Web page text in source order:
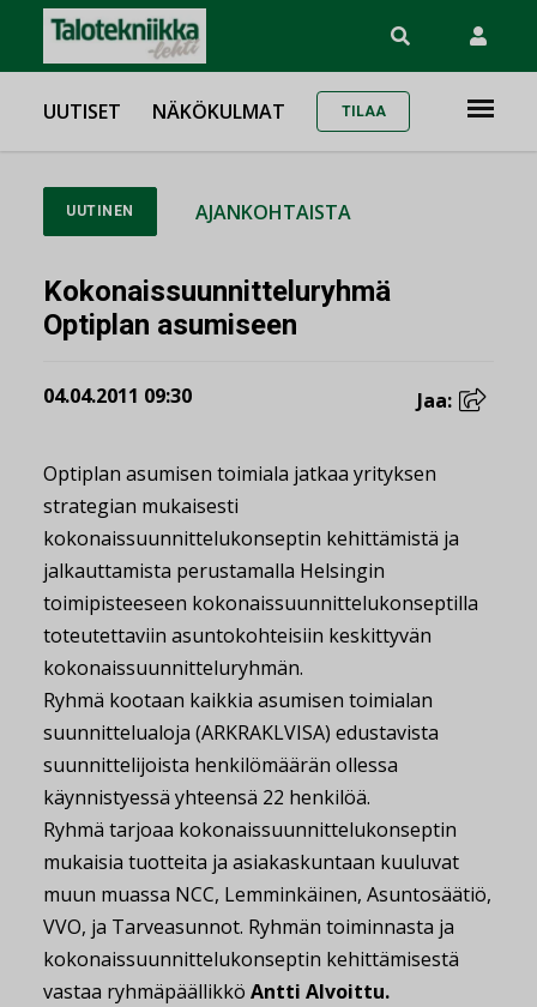
UUTISET NÄKÖKULMAT TILAA
UUTINEN AJANKOHTAISTA
Kokonaissuunnitteluryhmä
Optiplan asumiseen
04.04.2011 09:30 Jaa:
Optiplan asumisen toimiala jatkaa yrityksen
strategian mukaisesti
kokonaissuunnittelukonseptin kehittämistä ja
jalkauttamista perustamalla Helsingin
toimipisteeseen kokonaissuunnittelukonseptilla
toteutettaviin asuntokohteisiin keskittyvän
kokonaissuunnitteluryhmän.
Ryhmä kootaan kaikkia asumisen toimialan
suunnittelualoja (ARKRAKLVISA) edustavista
suunnittelijoista henkilömäärän ollessa
käynnistyessä yhteensä 22 henkilöä.
Ryhmä tarjoaa kokonaissuunnittelukonseptin
mukaisia tuotteita ja asiakaskuntaan kuuluvat
muun muassa NCC, Lemminkäinen, Asuntosäätiö,
VVO, ja Tarveasunnot. Ryhmän toiminnasta ja
kokonaissuunnittelukonseptin kehittämisestä
vastaa ryhmäpäällikkö Antti Alvoittu.